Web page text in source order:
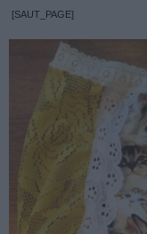
[SAUT_PAGE]